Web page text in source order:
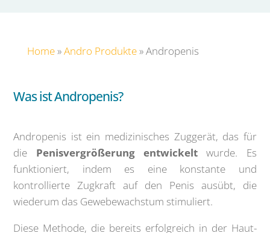
Home»Andro Produkte»Andropenis
Was ist Andropenis?
Andropenis ist ein medizinisches Zuggerät, das für
die Penisvergrößerung entwickelt wurde. Es
funktioniert, indem es eine konstante und
kontrollierte Zugkraft auf den Penis ausübt, die
wiederum das Gewebewachstum stimuliert.
Diese Methode, die bereits erfolgreich in der Haut-